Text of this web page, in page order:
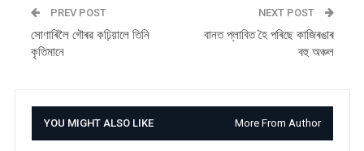
PREV POST
সোণাৰিলৈ গৌৰৱ কঢ়িয়ালে তিনি
কৃতিমানে
NEXT POST
বানত প্লাবিত হৈ পৰিছে কাজিৰঙাৰ
বহু অঞ্চল
YOU MIGHT ALSO LIKE More From Author